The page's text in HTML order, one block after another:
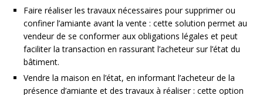
Faire réaliser les travaux nécessaires pour supprimer ou
confiner l’amiante avant la vente : cette solution permet au
vendeur de se conformer aux obligations légales et peut
faciliter la transaction en rassurant l’acheteur sur l’état du
bâtiment.
Vendre la maison en l’état, en informant l’acheteur de la
présence d’amiante et des travaux à réaliser : cette option